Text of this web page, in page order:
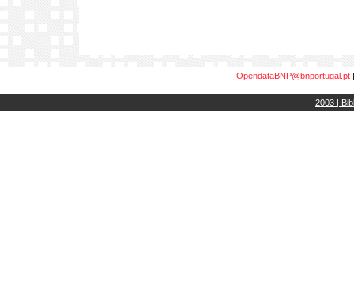
OpendataBNP@bnportugal.pt
2003 |